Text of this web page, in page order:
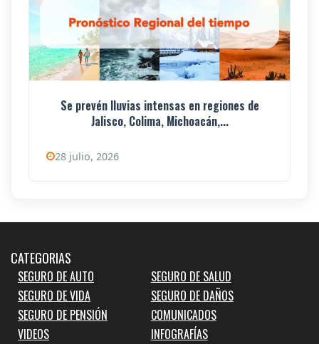
Se prevén lluvias intensas en regiones de
Jalisco, Colima, Michoacán,...
28 julio, 2026
CATEGORIAS
SEGURO DE AUTO
SEGURO DE SALUD
SEGURO DE VIDA
SEGURO DE DAÑOS
SEGURO DE PENSIÓN
COMUNICADOS
VIDEOS
INFOGRAFÍAS